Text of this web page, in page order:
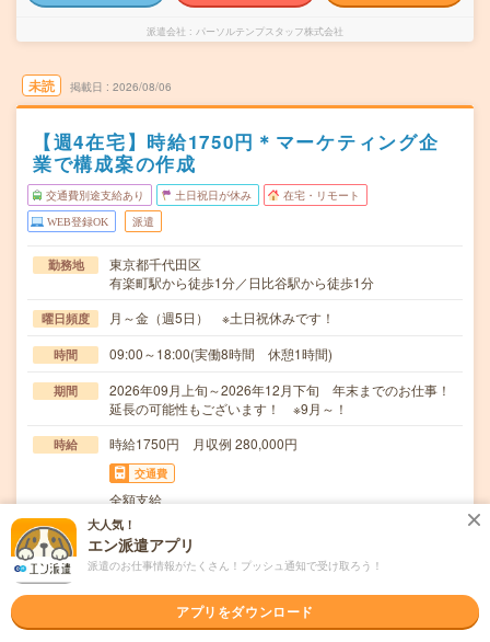
派遣会社 パーソルテンプスタッフ株式会社
未読 掲載日 2026/08/06
【週4在宅】時給1750円＊マーケティング企
業で構成案の作成
交通費別途支給あり 土日祝日が休み 在宅・リモート
WEB登録OK 派遣
勤務地
東京都千代田区
有楽町駅から徒歩1分／日比谷駅から徒歩1分
曜日頻度 月～金（週5日） ※土日祝休みです！
時間 09:00～18:00(実働8時間 休憩1時間)
期間
2026年09月上旬～2026年12月下旬 年末までのお仕事！
延長の可能性もございます！ ※9月～！
時給 時給1750円 月収例 280,000円
交通費
全額支給
仕事内容
○メール/CRM施策の制作・進行管理→構成案作成、原稿デ
ィレクション、デザイナー連携、校正/品質管理…
応募資格
※業界未経験OK！マーケティング経験のある方
大人気！
エン派遣アプリ
派遣のお仕事情報がたくさん！プッシュ通知で受け取ろう！
アプリをダウンロード